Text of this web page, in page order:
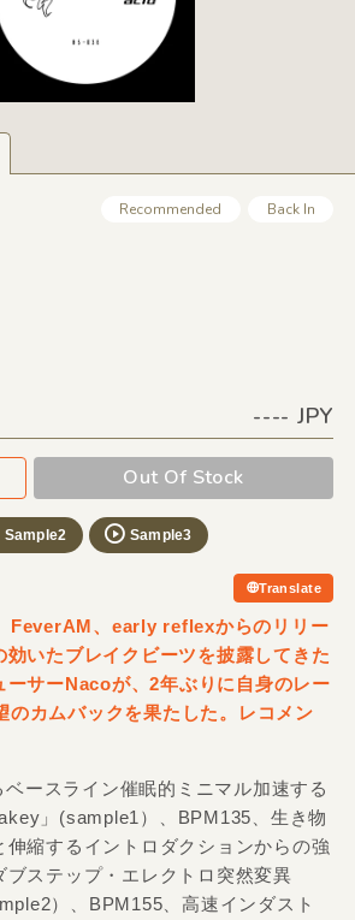
Recommended Back In
---- JPY
Out Of Stock
Sample2 Sample3
Translate
、early reflexからのリリー
効いたブレイクビーツを披露してきた
ーサーNacoが、2年ぶりに自身のレー
のカムバックを果たした。レコメン
ースライン催眠的ミニマル加速する
」(sample1）、BPM135、生き物
伸縮するイントロダクションからの強
ブステップ・エレクトロ突然変異
）、BPM155、高速インダスト